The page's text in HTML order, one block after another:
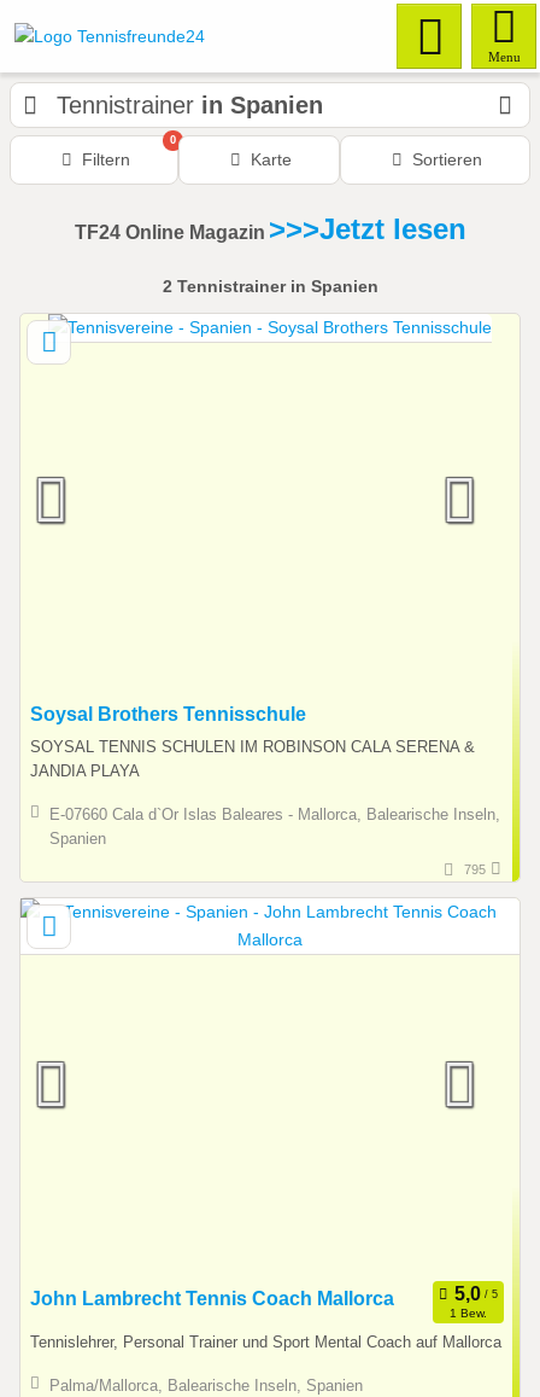
Menu
Tennistrainer in Spanien
Filtern
0
Karte Sortieren
TF24 Online Magazin >>>Jetzt lesen
2 Tennistrainer in Spanien
Soysal Brothers Tennisschule
SOYSAL TENNIS SCHULEN IM ROBINSON CALA SERENA &
JANDIA PLAYA
E-07660 Cala d`Or Islas Baleares - Mallorca, Balearische Inseln,
Spanien
795
John Lambrecht Tennis Coach Mallorca
1 Bew.
Tennislehrer, Personal Trainer und Sport Mental Coach auf Mallorca
Palma/Mallorca, Balearische Inseln, Spanien